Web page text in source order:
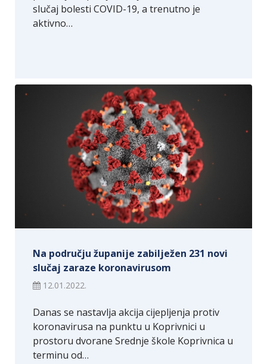
slučaj bolesti COVID-19, a trenutno je
aktivno…
Na području županije zabilježen 231 novi
slučaj zaraze koronavirusom
12.01.2022.
Danas se nastavlja akcija cijepljenja protiv
koronavirusa na punktu u Koprivnici u
prostoru dvorane Srednje škole Koprivnica u
terminu od…